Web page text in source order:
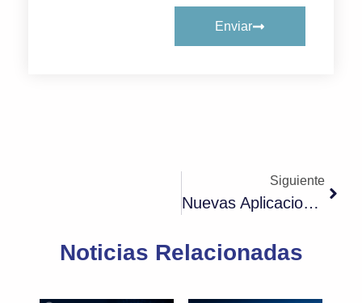
Enviar
Siguiente
Nuevas Aplicaciones Maliciosas En La Play Store De Google
Noticias Relacionadas